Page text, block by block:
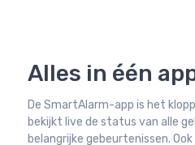
Alles in één
De SmartAlarm-app is het
bekijkt live de status van alle
belangrijke gebeurtenissen.